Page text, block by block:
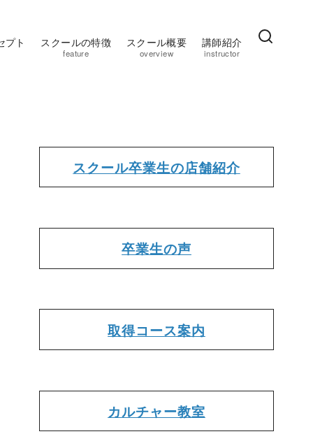
プト スクールの特徴
feature
スクール概要
overview
講師紹介
instructor
スクール卒業生の店舗紹介
卒業生の声
取得コース案内
カルチャー教室